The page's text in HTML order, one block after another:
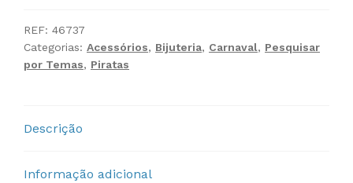
Pirata
REF: 46737
Categorias: Acessórios, Bijuteria, Carnaval, Pesquisar
por Temas, Piratas
Descrição
Informação adicional